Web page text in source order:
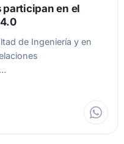
participan en el
de Ingeniería y en